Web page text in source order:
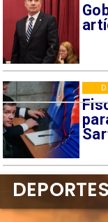
DEPORTES